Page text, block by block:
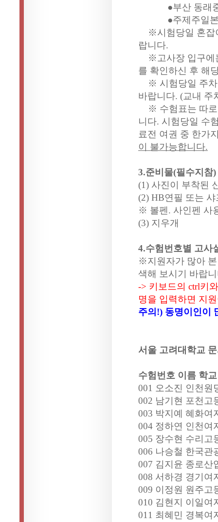
●부산 동래
●주제주일본
※시험당일 혼잡
랍니다.
※고사장 입구에
를 확인하신 후 해
※ 시험당일 주차
바랍니다. (교내 주
※ 수험표는 따로
니다. 시험당일 수
료전 여권 중 한가
이 불가능합니다.
3.준비물(필수지참)
(1) 사진이 부착된
(2) HB연필 또는
※ 볼펜. 사인펜 사
(3) 지우개
4.수험번호별 고사
※지원자가 많아
색해 보시기 바랍
-> 키보드의 ctrl키
명을 입력하면 지
주의!) 동명이인이
서울 고려대학교
수험번호 이름 학
001 오소진 인천원
002 남기현 포천고
003 박지예 혜화여
004 정하연 인천여
005 장수현 수리고
006 나승철 한국관
007 김지윤 종로산
008 서하경 경기여
009 이정원 원주고
010 김현지 이일여
011 최혜민 경복여